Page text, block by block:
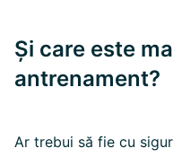
Și care este
antrenament?
Ar trebui să fie cu